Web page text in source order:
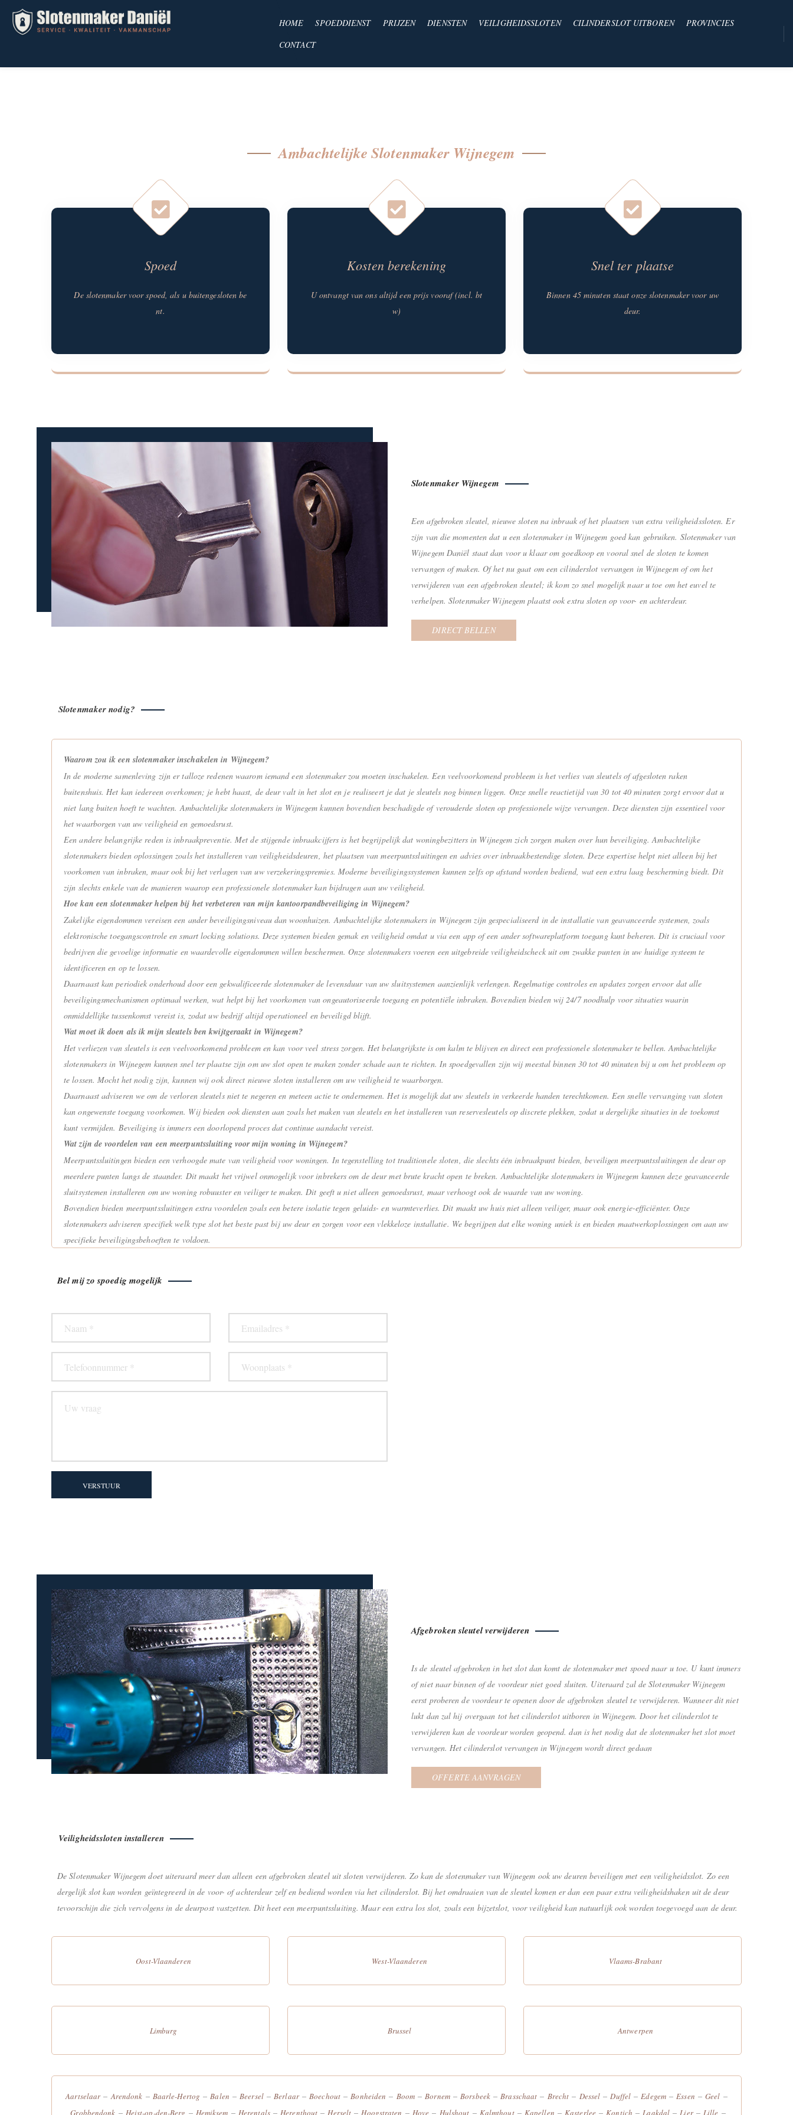
HOME SPOEDDIENST PRIJZEN DIENSTEN VEILIGHEIDSSLOTEN CILINDERSLOT UITBOREN
PROVINCIES
CONTACT
Ambachtelijke Slotenmaker Wijnegem
Spoed
De slotenmaker voor spoed, als u buitengesloten be
nt.
Kosten berekening
U ontvangt van ons altijd een prijs vooraf (incl. bt
w)
Snel ter plaatse
Binnen 45 minuten staat onze slotenmaker voor uw
deur.
Slotenmaker Wijnegem
Een afgebroken sleutel, nieuwe sloten na inbraak of het plaatsen van extra veiligheidssloten. Er
zijn van die momenten dat u een slotenmaker in Wijnegem goed kan gebruiken. Slotenmaker van
Wijnegem Daniël staat dan voor u klaar om goedkoop en vooral snel de sloten te komen
vervangen of maken. Of het nu gaat om een cilinderslot vervangen in Wijnegem of om het
verwijderen van een afgebroken sleutel; ik kom zo snel mogelijk naar u toe om het euvel te
verhelpen. Slotenmaker Wijnegem plaatst ook extra sloten op voor- en achterdeur.
DIRECT BELLEN
Slotenmaker nodig?
Waarom zou ik een slotenmaker inschakelen in Wijnegem?
In de moderne samenleving zijn er talloze redenen waarom iemand een slotenmaker zou moeten inschakelen. Een veelvoorkomend probleem is het verlies van sleutels of afgesloten raken
buitenshuis. Het kan iedereen overkomen; je hebt haast, de deur valt in het slot en je realiseert je dat je sleutels nog binnen liggen. Onze snelle reactietijd van 30 tot 40 minuten zorgt ervoor dat u
niet lang buiten hoeft te wachten. Ambachtelijke slotenmakers in Wijnegem kunnen bovendien beschadigde of verouderde sloten op professionele wijze vervangen. Deze diensten zijn essentieel voor
het waarborgen van uw veiligheid en gemoedsrust.
Een andere belangrijke reden is inbraakpreventie. Met de stijgende inbraakcijfers is het begrijpelijk dat woningbezitters in Wijnegem zich zorgen maken over hun beveiliging. Ambachtelijke
slotenmakers bieden oplossingen zoals het installeren van veiligheidsdeuren, het plaatsen van meerpuntssluitingen en advies over inbraakbestendige sloten. Deze expertise helpt niet alleen bij het
voorkomen van inbraken, maar ook bij het verlagen van uw verzekeringspremies. Moderne beveiligingssystemen kunnen zelfs op afstand worden bediend, wat een extra laag bescherming biedt. Dit
zijn slechts enkele van de manieren waarop een professionele slotenmaker kan bijdragen aan uw veiligheid.
Hoe kan een slotenmaker helpen bij het verbeteren van mijn kantoorpandbeveiliging in Wijnegem?
Zakelijke eigendommen vereisen een ander beveiligingsniveau dan woonhuizen. Ambachtelijke slotenmakers in Wijnegem zijn gespecialiseerd in de installatie van geavanceerde systemen, zoals
elektronische toegangscontrole en smart locking solutions. Deze systemen bieden gemak en veiligheid omdat u via een app of een ander softwareplatform toegang kunt beheren. Dit is cruciaal voor
bedrijven die gevoelige informatie en waardevolle eigendommen willen beschermen. Onze slotenmakers voeren een uitgebreide veiligheidscheck uit om zwakke punten in uw huidige systeem te
identificeren en op te lossen.
Daarnaast kan periodiek onderhoud door een gekwalificeerde slotenmaker de levensduur van uw sluitsystemen aanzienlijk verlengen. Regelmatige controles en updates zorgen ervoor dat alle
beveiligingsmechanismen optimaal werken, wat helpt bij het voorkomen van ongeautoriseerde toegang en potentiële inbraken. Bovendien bieden wij 24/7 noodhulp voor situaties waarin
onmiddellijke tussenkomst vereist is, zodat uw bedrijf altijd operationeel en beveiligd blijft.
Wat moet ik doen als ik mijn sleutels ben kwijtgeraakt in Wijnegem?
Het verliezen van sleutels is een veelvoorkomend probleem en kan voor veel stress zorgen. Het belangrijkste is om kalm te blijven en direct een professionele slotenmaker te bellen. Ambachtelijke
slotenmakers in Wijnegem kunnen snel ter plaatse zijn om uw slot open te maken zonder schade aan te richten. In spoedgevallen zijn wij meestal binnen 30 tot 40 minuten bij u om het probleem op
te lossen. Mocht het nodig zijn, kunnen wij ook direct nieuwe sloten installeren om uw veiligheid te waarborgen.
Daarnaast adviseren we om de verloren sleutels niet te negeren en meteen actie te ondernemen. Het is mogelijk dat uw sleutels in verkeerde handen terechtkomen. Een snelle vervanging van sloten
kan ongewenste toegang voorkomen. Wij bieden ook diensten aan zoals het maken van sleutels en het installeren van reservesleutels op discrete plekken, zodat u dergelijke situaties in de toekomst
kunt vermijden. Beveiliging is immers een doorlopend proces dat continue aandacht vereist.
Wat zijn de voordelen van een meerpuntssluiting voor mijn woning in Wijnegem?
Meerpuntssluitingen bieden een verhoogde mate van veiligheid voor woningen. In tegenstelling tot traditionele sloten, die slechts één inbraakpunt bieden, beveiligen meerpuntssluitingen de deur op
meerdere punten langs de staander. Dit maakt het vrijwel onmogelijk voor inbrekers om de deur met brute kracht open te breken. Ambachtelijke slotenmakers in Wijnegem kunnen deze geavanceerde
sluitsystemen installeren om uw woning robuuster en veiliger te maken. Dit geeft u niet alleen gemoedsrust, maar verhoogt ook de waarde van uw woning.
Bovendien bieden meerpuntssluitingen extra voordelen zoals een betere isolatie tegen geluids- en warmteverlies. Dit maakt uw huis niet alleen veiliger, maar ook energie-efficiënter. Onze
slotenmakers adviseren specifiek welk type slot het beste past bij uw deur en zorgen voor een vlekkeloze installatie. We begrijpen dat elke woning uniek is en bieden maatwerkoplossingen om aan uw
specifieke beveiligingsbehoeften te voldoen.
Bel mij zo spoedig mogelijk
VERSTUUR
Afgebroken sleutel verwijderen
Is de sleutel afgebroken in het slot dan komt de slotenmaker met spoed naar u toe. U kunt immers
of niet naar binnen of de voordeur niet goed sluiten. Uiteraard zal de Slotenmaker Wijnegem
eerst proberen de voordeur te openen door de afgebroken sleutel te verwijderen. Wanneer dit niet
lukt dan zal hij overgaan tot het cilinderslot uitboren in Wijnegem. Door het cilinderslot te
verwijderen kan de voordeur worden geopend. dan is het nodig dat de slotenmaker het slot moet
vervangen. Het cilinderslot vervangen in Wijnegem wordt direct gedaan
OFFERTE AANVRAGEN
Veiligheidssloten installeren
De Slotenmaker Wijnegem doet uiteraard meer dan alleen een afgebroken sleutel uit sloten verwijderen. Zo kan de slotenmaker van Wijnegem ook uw deuren beveiligen met een veiligheidsslot. Zo een
dergelijk slot kan worden geïntegreerd in de voor- of achterdeur zelf en bediend worden via het cilinderslot. Bij het omdraaien van de sleutel komen er dan een paar extra veiligheidshaken uit de deur
tevoorschijn die zich vervolgens in de deurpost vastzetten. Dit heet een meerpuntssluiting. Maar een extra los slot, zoals een bijzetslot, voor veiligheid kan natuurlijk ook worden toegevoegd aan de deur.
Oost-Vlaanderen
Limburg
West-Vlaanderen
Brussel
Vlaams-Brabant
Antwerpen
Aartselaar–Arendonk – Baarle-Hertog –Balen –Beersel–Berlaar–Boechout –Bonheiden – Boom–Bornem–Borsbeek–Brasschaat – Brecht – Dessel –Duffel –Edegem–Essen –Geel –
Grobbendonk – Heist-op-den-Berg – Hemiksem – Herentals– Herenthout – Herselt – Hoogstraten – Hove – Hulshout – Kalmthout– Kapellen – Kasterlee– Kontich – Laakdal – Lier– Lille –